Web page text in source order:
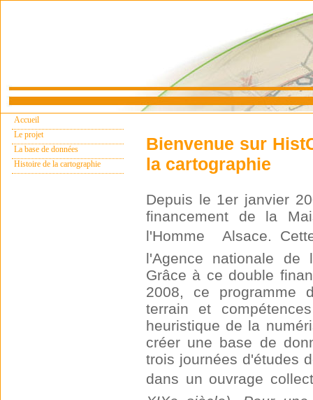
Bienvenue sur
la cartographie
Depuis le 1er janvier
financement de la
l'Homme  Alsace.
l'Agence nationale de
Grâce à ce double
2008, ce programme
terrain et
heuristique de la
créer une base de
trois journées d'études
dans un ouvrage
Accueil
Le projet
La base de données
Histoire de la cartographie